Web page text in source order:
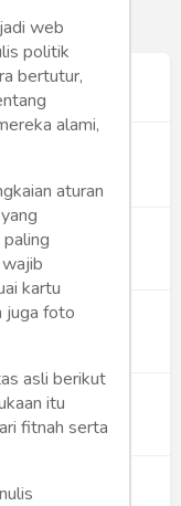
Spesialis
UNIMUS di
Putih Buka
Negara
web
politik
bertutur,
alami,
aturan
kartu
juga foto
asli berikut
itu
fitnah serta